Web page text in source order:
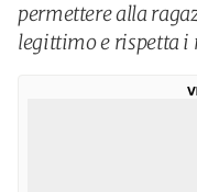
permettere alla
legittimo e rispetta